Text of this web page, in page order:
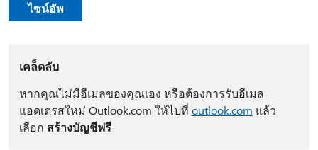
ไซน์อัพ
เคล็ดลับ
หากคุณไม่มีอีเมลของคุณเอง หรือต้องการรับอีเมล
แอดเดรสใหม่ Outlook.com ให้ไปที่ outlook.com แล้ว
เลือก สร้างบัญชีฟรี